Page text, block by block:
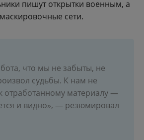
пишут открытки военным, а
сети.
что мы не забыты, не
судьбы. К нам не
отработанному материалу —
и видно», — резюмировал